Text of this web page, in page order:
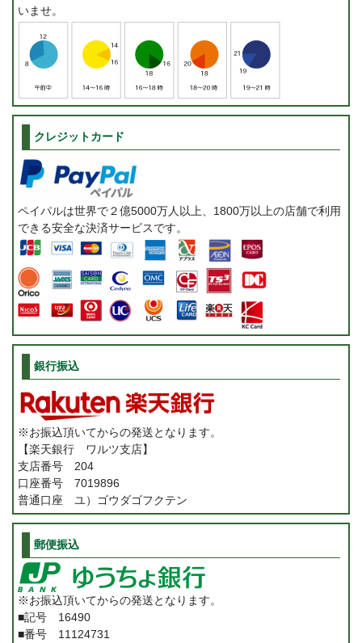
いませ。
クレジットカード
ペイパルは世界で２億5000万人以上、1800万以上の店舗で利用
できる安全な決済サービスです。
銀行振込
※お振込頂いてからの発送となります。
【楽天銀行 ワルツ支店】
支店番号 204
口座番号 7019896
普通口座 ユ）ゴウダゴフクテン
郵便振込
※お振込頂いてからの発送となります。
■記号 16490
■番号 11124731